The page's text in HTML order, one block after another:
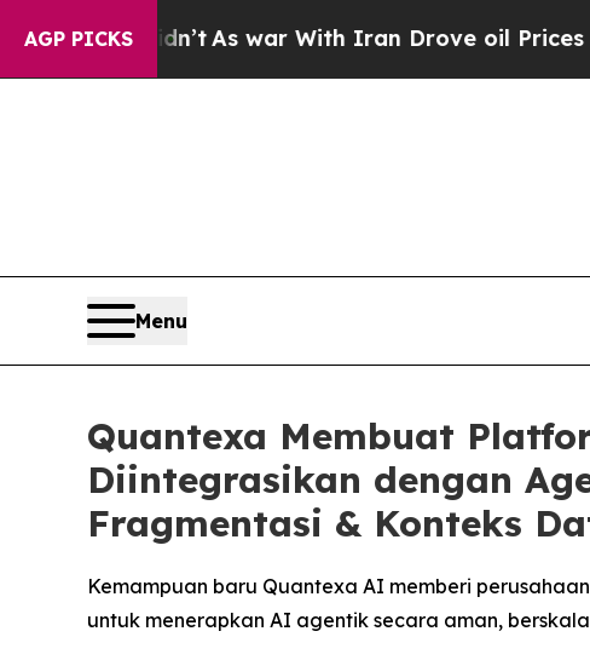
AGP PICKS
As war With Iran Drove oil Prices Higher,
Menu
Quantexa Membuat
Diintegrasikan dengan
Fragmentasi & Konteks
Kemampuan baru Quantexa AI memberi
untuk menerapkan AI agentik secara aman,